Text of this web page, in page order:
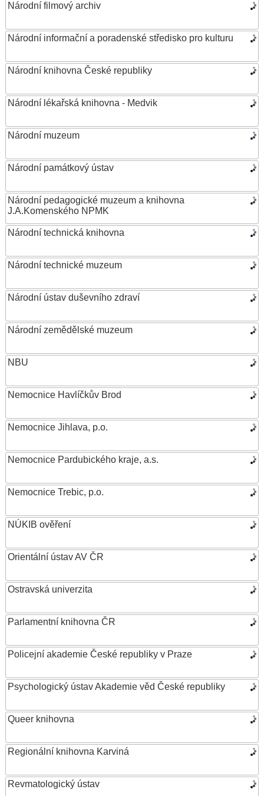
Národní filmový archiv
Národní informační a poradenské středisko pro kulturu
Národní knihovna České republiky
Národní lékařská knihovna - Medvik
Národní muzeum
Národní památkový ústav
Národní pedagogické muzeum a knihovna
J.A.Komenského NPMK
Národní technická knihovna
Národní technické muzeum
Národní ústav duševního zdraví
Národní zemědělské muzeum
NBU
Nemocnice Havlíčkův Brod
Nemocnice Jihlava, p.o.
Nemocnice Pardubického kraje, a.s.
Nemocnice Trebic, p.o.
NÚKIB ověření
Orientální ústav AV ČR
Ostravská univerzita
Parlamentní knihovna ČR
Policejní akademie České republiky v Praze
Psychologický ústav Akademie věd České republiky
Queer knihovna
Regionální knihovna Karviná
Revmatologický ústav